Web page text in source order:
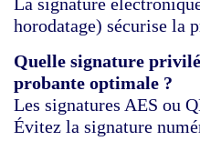
La signature
horodatage) sécurise la
Quelle signature
probante optimale ?
Les signatures AES ou
Évitez la signature